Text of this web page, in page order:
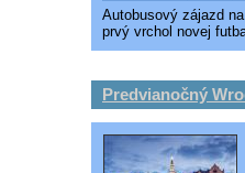
Autobusový zájazd
prvý vrchol novej
Predvianočný